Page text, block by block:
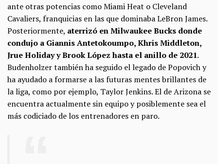
ante otras potencias como Miami Heat o Cleveland
Cavaliers, franquicias en las que dominaba LeBron James.
Posteriormente, aterrizó en Milwaukee Bucks donde
condujo a Giannis Antetokoumpo, Khris Middleton,
Jrue Holiday y Brook López hasta el anillo de 2021.
Budenholzer también ha seguido el legado de Popovich y
ha ayudado a formarse a las futuras mentes brillantes de
la liga, como por ejemplo, Taylor Jenkins. El de Arizona se
encuentra actualmente sin equipo y posiblemente sea el
más codiciado de los entrenadores en paro.